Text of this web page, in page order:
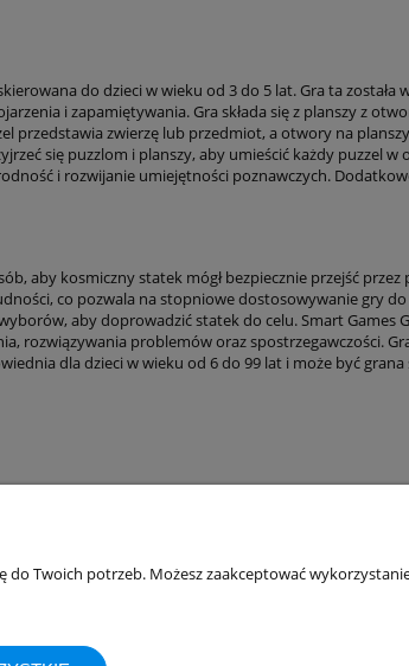
do dzieci w wieku od 3 do 5 lat. Gra ta
i zapamiętywania. Gra składa się z planszy z
przedstawia zwierzę lub przedmiot, a otwory na
się puzzlom i planszy, aby umieścić każdy puzzel
i rozwijanie umiejętności poznawczych.
aby kosmiczny statek mógł bezpiecznie przejść
co pozwala na stopniowe dostosowywanie gry
aby doprowadzić statek do celu. Smart Games
rozwiązywania problemów oraz spostrzegawczości.
dla dzieci w wieku od 6 do 99 lat i może być
konto
konta
Informacje
Twoich potrzeb. Możesz zaakceptować